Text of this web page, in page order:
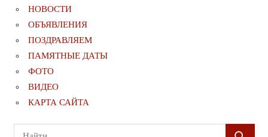
НОВОСТИ
ОБЪЯВЛЕНИЯ
ПОЗДРАВЛЯЕМ
ПАМЯТНЫЕ ДАТЫ
ФОТО
ВИДЕО
КАРТА САЙТА
Поиск